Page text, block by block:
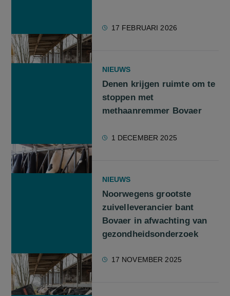
17 FEBRUARI 2026
NIEUWS
Denen krijgen ruimte om te
stoppen met
methaanremmer Bovaer
1 DECEMBER 2025
NIEUWS
Noorwegens grootste
zuivelleverancier bant
Bovaer in afwachting van
gezondheidsonderzoek
17 NOVEMBER 2025